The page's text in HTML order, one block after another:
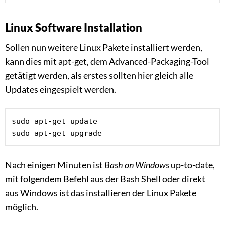
Linux Software Installation
Sollen nun weitere Linux Pakete installiert werden,
kann dies mit apt-get, dem Advanced-Packaging-Tool
getätigt werden, als erstes sollten hier gleich alle
Updates eingespielt werden.
sudo apt-get update
sudo apt-get upgrade
Nach einigen Minuten ist Bash on Windowsup-to-date,
mit folgendem Befehl aus der Bash Shell oder direkt
aus Windows ist das installieren der Linux Pakete
möglich.